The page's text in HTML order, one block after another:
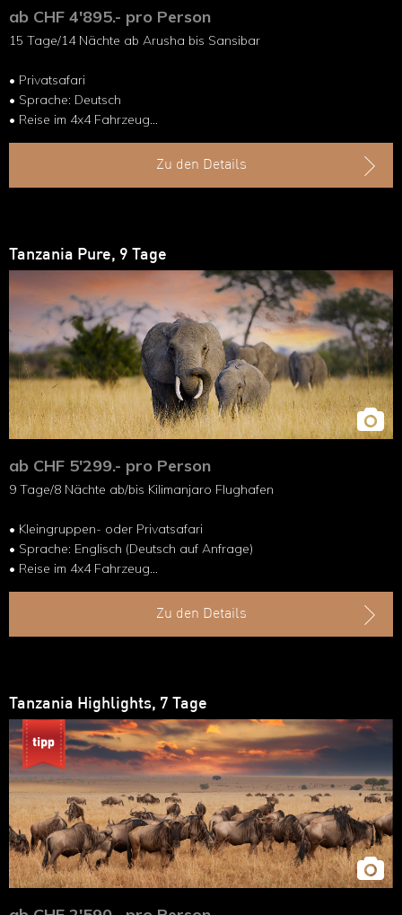
ab CHF 4'895.- pro Person
15 Tage/14 Nächte ab Arusha bis Sansibar
• Privatsafari
• Sprache: Deutsch
• Reise im 4x4 Fahrzeug
Zu den Details
Tanzania Pure, 9 Tage
ab CHF 5'299.- pro Person
9 Tage/8 Nächte ab/bis Kilimanjaro Flughafen
• Kleingruppen- oder Privatsafari
• Sprache: Englisch (Deutsch auf Anfrage)
• Reise im 4x4 Fahrzeug
• Inlandflug im Kleinflugzeug
Zu den Details
Tanzania Highlights, 7 Tage